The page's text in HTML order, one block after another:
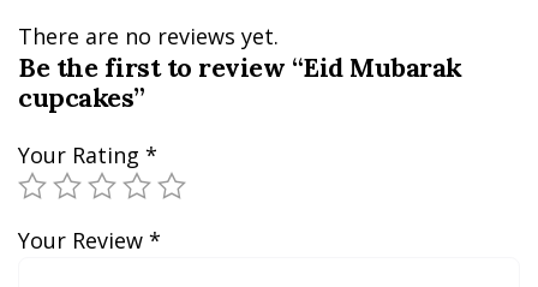
There are no reviews yet.
Be the first to review “Eid Mubarak
cupcakes”
Your Rating *
Your Review *